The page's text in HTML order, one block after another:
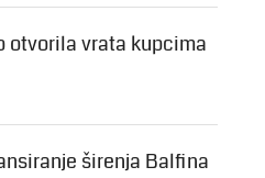
otvorila vrata kupcima
širenja Balfina